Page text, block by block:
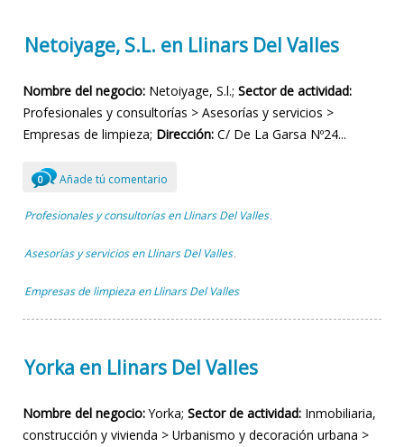
Netoiyage, S.L. en Llinars Del Valles
Nombre del negocio: Netoiyage, S.l.; Sector de actividad:
Profesionales y consultorías > Asesorías y servicios >
Empresas de limpieza; Dirección: C/ De La Garsa Nº24...
0 Añade tú comentario
Profesionales y consultorías en Llinars Del Valles ,
Asesorías y servicios en Llinars Del Valles ,
Empresas de limpieza en Llinars Del Valles
Yorka en Llinars Del Valles
Nombre del negocio:Yorka; Sector de actividad: Inmobiliaria,
construcción y vivienda > Urbanismo y decoración urbana >